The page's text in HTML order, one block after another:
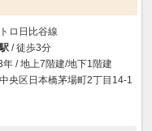
ロ日比谷線
/ 徒歩3分
年 / 地上7階建/地下1階建
央区日本橋茅場町2丁目14-1